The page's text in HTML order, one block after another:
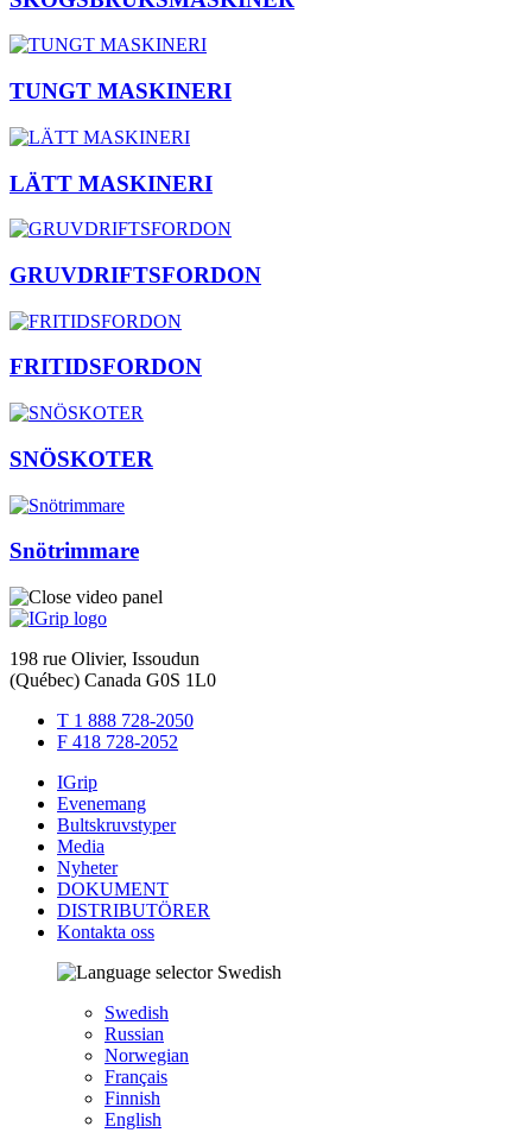
TUNGT MASKINERI
LÄTT MASKINERI
GRUVDRIFTSFORDON
FRITIDSFORDON
SNÖSKOTER
Snötrimmare
198 rue Olivier, Issoudun
(Québec) Canada G0S 1L0
T 1 888 728-2050
F 418 728-2052
IGrip
Evenemang
Bultskruvstyper
Media
Nyheter
DOKUMENT
DISTRIBUTÖRER
Kontakta oss
Swedish
Swedish
Russian
Norwegian
Français
Finnish
English